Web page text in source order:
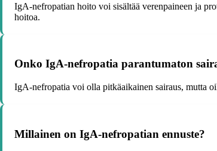
IgA-nefropatian hoito voi sisältää verenpaineen ja
hoitoa.
Onko IgA-nefropatia parantumaton
IgA-nefropatia voi olla pitkäaikainen sairaus, mutta
Millainen on IgA-nefropatian ennuste?